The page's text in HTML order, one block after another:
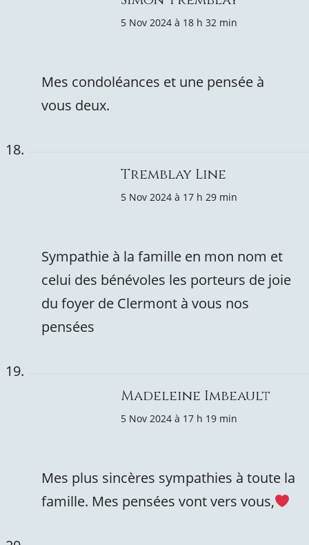
5 Nov 2024 à 18 h 32 min
Mes condoléances et une pensée à
vous deux.
Tremblay Line
5 Nov 2024 à 17 h 29 min
Sympathie à la famille en mon nom et
celui des bénévoles les porteurs de joie
du foyer de Clermont à vous nos
pensées
Madeleine Imbeault
5 Nov 2024 à 17 h 19 min
Mes plus sincères sympathies à toute la
famille. Mes pensées vont vers vous,